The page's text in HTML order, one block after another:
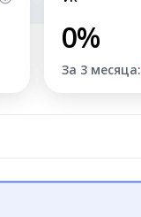
0%
За 3 месяца: